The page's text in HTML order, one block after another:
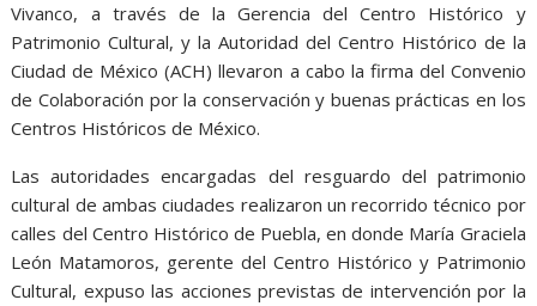
Vivanco, a través de la Gerencia del Centro Histórico y
Patrimonio Cultural, y la Autoridad del Centro Histórico de la
Ciudad de México (ACH) llevaron a cabo la firma del Convenio
de Colaboración por la conservación y buenas prácticas en los
Centros Históricos de México.
Las autoridades encargadas del resguardo del patrimonio
cultural de ambas ciudades realizaron un recorrido técnico por
calles del Centro Histórico de Puebla, en donde María Graciela
León Matamoros, gerente del Centro Histórico y Patrimonio
Cultural, expuso las acciones previstas de intervención por la